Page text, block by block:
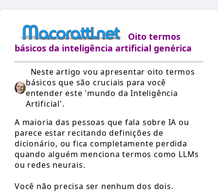
Oito termos
básicos da inteligência artificial genérica
Neste artigo vou apresentar oito termos
básicos que são cruciais para você
entender este 'mundo da Inteligência
Artificial'.
A maioria das pessoas que fala sobre IA ou
parece estar recitando definições de
dicionário, ou fica completamente perdida
quando alguém menciona termos como LLMs
ou redes neurais.
Você não precisa ser nenhum dos dois.